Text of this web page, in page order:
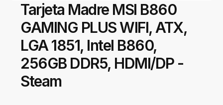
Tarjeta Madre MSI B860
GAMING PLUS WIFI, ATX,
LGA 1851, Intel B860,
256GB DDR5, HDMI/DP -
Steam